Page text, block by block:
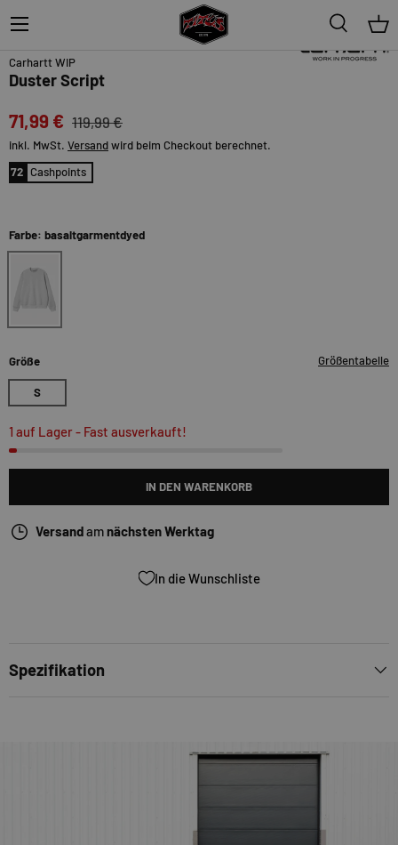
Suche
Menü
40%
Carhartt WIP
Duster Script
71,99 € 119,99 €
inkl. MwSt. Versandwird beim Checkout berechnet.
72 Cashpoints
Farbe: basaltgarmentdyed
Größe Größentabelle
S
1 auf Lager- Fast ausverkauft!
IN DEN WARENKORB
Versandamnächsten Werktag
In die Wunschliste
Spezifikation